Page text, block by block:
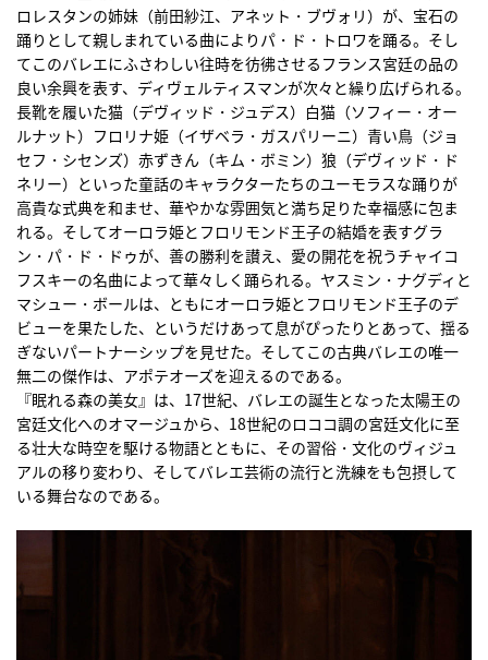
ロレスタンの姉妹（前田紗江、アネット・ブヴォリ）が、宝石の
踊りとして親しまれている曲によりパ・ド・トロワを踊る。そし
てこのバレエにふさわしい往時を彷彿させるフランス宮廷の品の
良い余興を表す、ディヴェルティスマンが次々と繰り広げられる。
長靴を履いた猫（デヴィッド・ジュデス）白猫（ソフィー・オー
ルナット）フロリナ姫（イザベラ・ガスパリーニ）青い鳥（ジョ
セフ・シセンズ）赤ずきん（キム・ボミン）狼（デヴィッド・ド
ネリー）といった童話のキャラクターたちのユーモラスな踊りが
高貴な式典を和ませ、華やかな雰囲気と満ち足りた幸福感に包ま
れる。そしてオーロラ姫とフロリモンド王子の結婚を表すグラ
ン・パ・ド・ドゥが、善の勝利を讃え、愛の開花を祝うチャイコ
フスキーの名曲によって華々しく踊られる。ヤスミン・ナグディと
マシュー・ボールは、ともにオーロラ姫とフロリモンド王子のデ
ビューを果たした、というだけあって息がぴったりとあって、揺る
ぎないパートナーシップを見せた。そしてこの古典バレエの唯一
無二の傑作は、アポテオーズを迎えるのである。
『眠れる森の美女』は、17世紀、バレエの誕生となった太陽王の
宮廷文化へのオマージュから、18世紀のロココ調の宮廷文化に至
る壮大な時空を駆ける物語とともに、その習俗・文化のヴィジュ
アルの移り変わり、そしてバレエ芸術の流行と洗練をも包摂して
いる舞台なのである。